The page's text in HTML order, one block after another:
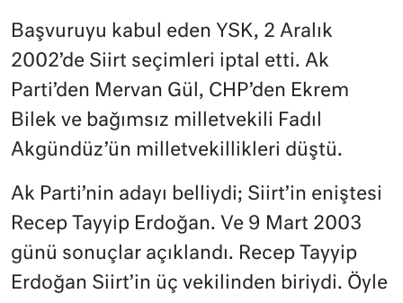
Başvuruyu kabul eden YSK, 2 Aralık
2002’de Siirt seçimleri iptal etti. Ak
Parti’den Mervan Gül, CHP’den Ekrem
Bilek ve bağımsız milletvekili Fadıl
Akgündüz’ün milletvekillikleri düştü.
Ak Parti’nin adayı belliydi; Siirt’in eniştesi
Recep Tayyip Erdoğan. Ve 9 Mart 2003
günü sonuçlar açıklandı. Recep Tayyip
Erdoğan Siirt’in üç vekilinden biriydi. Öyle